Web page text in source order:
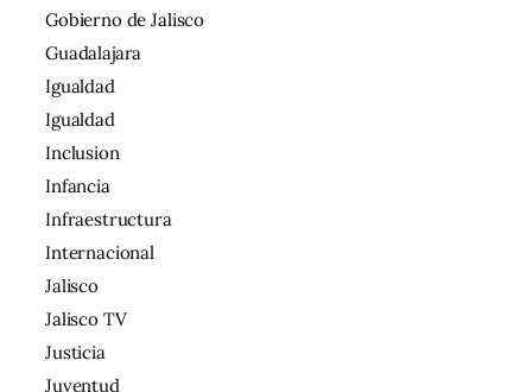
Gobierno de Jalisco
Guadalajara
Igualdad
Igualdad
Inclusion
Infancia
Infraestructura
Internacional
Jalisco
Jalisco TV
Justicia
Juventud